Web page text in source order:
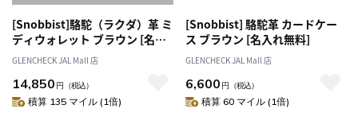
[Snobbist]駱駝（ラクダ）革 ミ
ディウォレット ブラウン [名入
れ無料]
GLENCHECK JAL Mall 店
14,850 円 （税込）
積算 135 マイル (1倍)
[Snobbist] 駱駝革 カードケー
ス ブラウン [名入れ無料]
GLENCHECK JAL Mall 店
6,600 円 （税込）
積算 60 マイル (1倍)